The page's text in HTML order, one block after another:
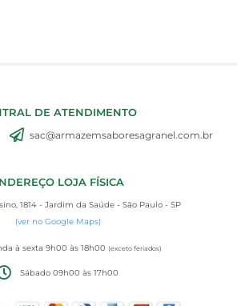
DE ATENDIMENTO
sac@armazemsaboresagranel.com.br
LOJA FÍSICA
1814 - Jardim da Saúde - São Paulo - SP
(ver no Google Maps)
à sexta 9h00 às 18h00(exceto feriados)
Sábado 09h00 às 17h00